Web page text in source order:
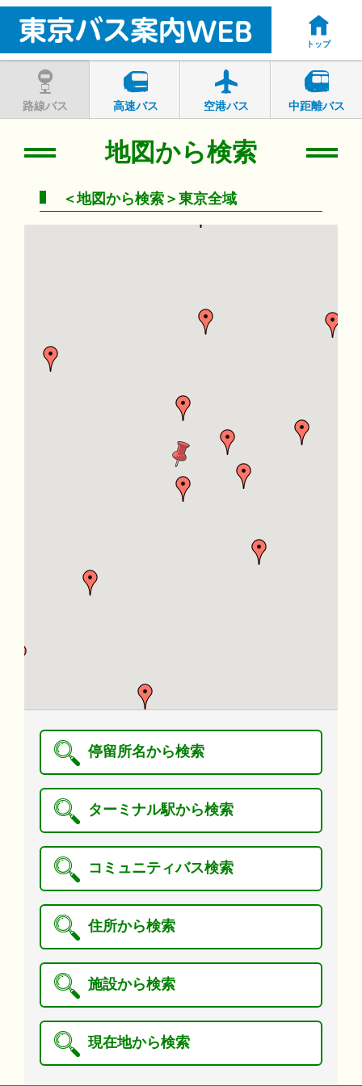
トップ
路線バス 高速バス 空港バス 中距離バス
地図から検索
＜地図から検索＞東京全域
停留所名から検索
ターミナル駅から検索
コミュニティバス検索
住所から検索
施設から検索
現在地から検索